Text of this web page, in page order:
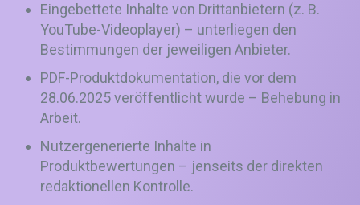
Eingebettete Inhalte von Drittanbietern (z. B.
YouTube-Videoplayer) – unterliegen den
Bestimmungen der jeweiligen Anbieter.
PDF-Produktdokumentation, die vor dem
28.06.2025 veröffentlicht wurde – Behebung in
Arbeit.
Nutzergenerierte Inhalte in
Produktbewertungen – jenseits der direkten
redaktionellen Kontrolle.